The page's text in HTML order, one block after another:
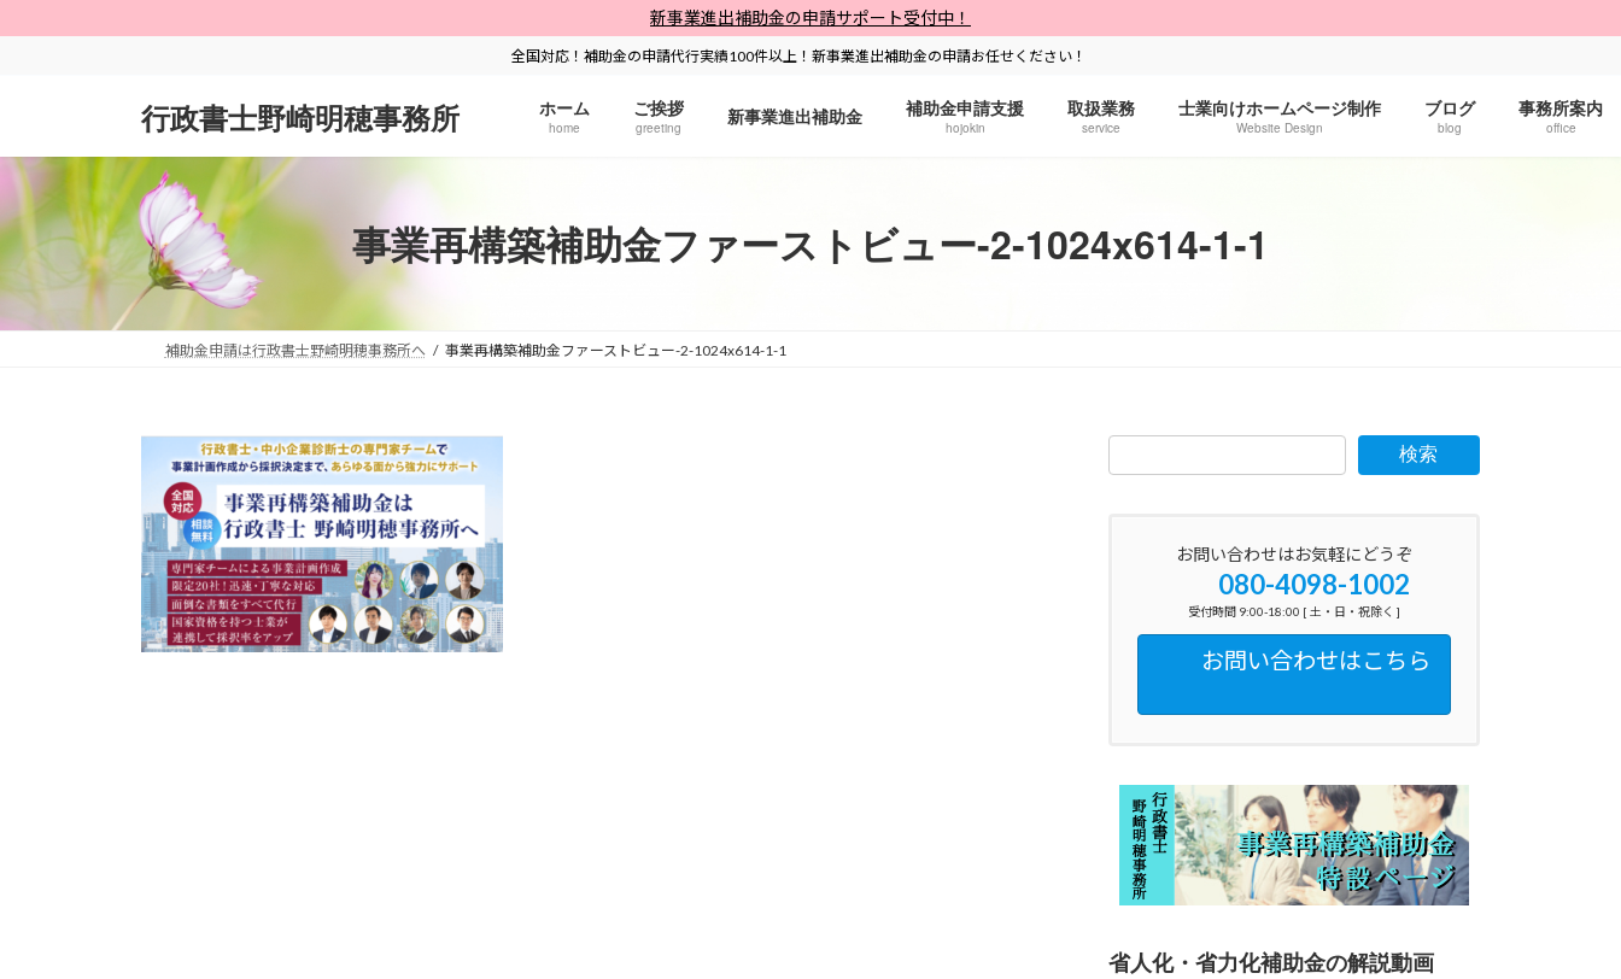
ン
へ
キ
ッ
ビ
ョ
に
移
新事業進出補助金の申請サポート受付中！
全国対応！補助金の申請代行実績100件以上！新事業進出補助金の申請お任せください！
行政書士野崎明穂事務所 ホーム
home
ご挨拶
greeting 新事業進出補助金 補助金申請支援
hojokin
取扱業務
service
士業向けホームページ制作
Website Design
ブログ
blog
事務所案内
office
事業再構築補助金ファーストビュー-2-1024x614-1-1
補助金申請は行政書士野崎明穂事務所へ 事業再構築補助金ファーストビュー-2-1024x614-1-1
検索
お問い合わせはお気軽にどうぞ
080-4098-1002
受付時間 9:00-18:00 [ 土・日・祝除く ]
お問い合わせはこちら
省人化・省力化補助金の解説動画